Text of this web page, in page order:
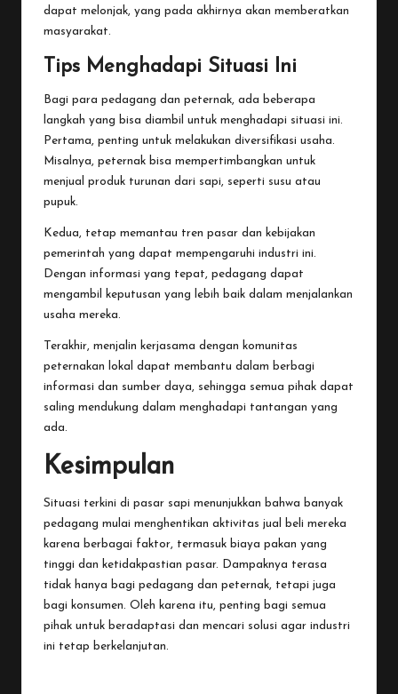
dapat melonjak, yang pada akhirnya akan memberatkan
masyarakat.
Tips Menghadapi Situasi Ini
Bagi para pedagang dan peternak, ada beberapa
langkah yang bisa diambil untuk menghadapi situasi ini.
Pertama, penting untuk melakukan diversifikasi usaha.
Misalnya, peternak bisa mempertimbangkan untuk
menjual produk turunan dari sapi, seperti susu atau
pupuk.
Kedua, tetap memantau tren pasar dan kebijakan
pemerintah yang dapat mempengaruhi industri ini.
Dengan informasi yang tepat, pedagang dapat
mengambil keputusan yang lebih baik dalam menjalankan
usaha mereka.
Terakhir, menjalin kerjasama dengan komunitas
peternakan lokal dapat membantu dalam berbagi
informasi dan sumber daya, sehingga semua pihak dapat
saling mendukung dalam menghadapi tantangan yang
ada.
Kesimpulan
Situasi terkini di pasar sapi menunjukkan bahwa banyak
pedagang mulai menghentikan aktivitas jual beli mereka
karena berbagai faktor, termasuk biaya pakan yang
tinggi dan ketidakpastian pasar. Dampaknya terasa
tidak hanya bagi pedagang dan peternak, tetapi juga
bagi konsumen. Oleh karena itu, penting bagi semua
pihak untuk beradaptasi dan mencari solusi agar industri
ini tetap berkelanjutan.